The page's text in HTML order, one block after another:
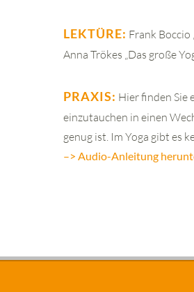
LEKTÜRE: Frank Boccio
Anna Trökes „Das große
PRAXIS: Hier finden Sie
einzutauchen in einen
genug ist. Im Yoga gibt es
–> Audio-Anleitung